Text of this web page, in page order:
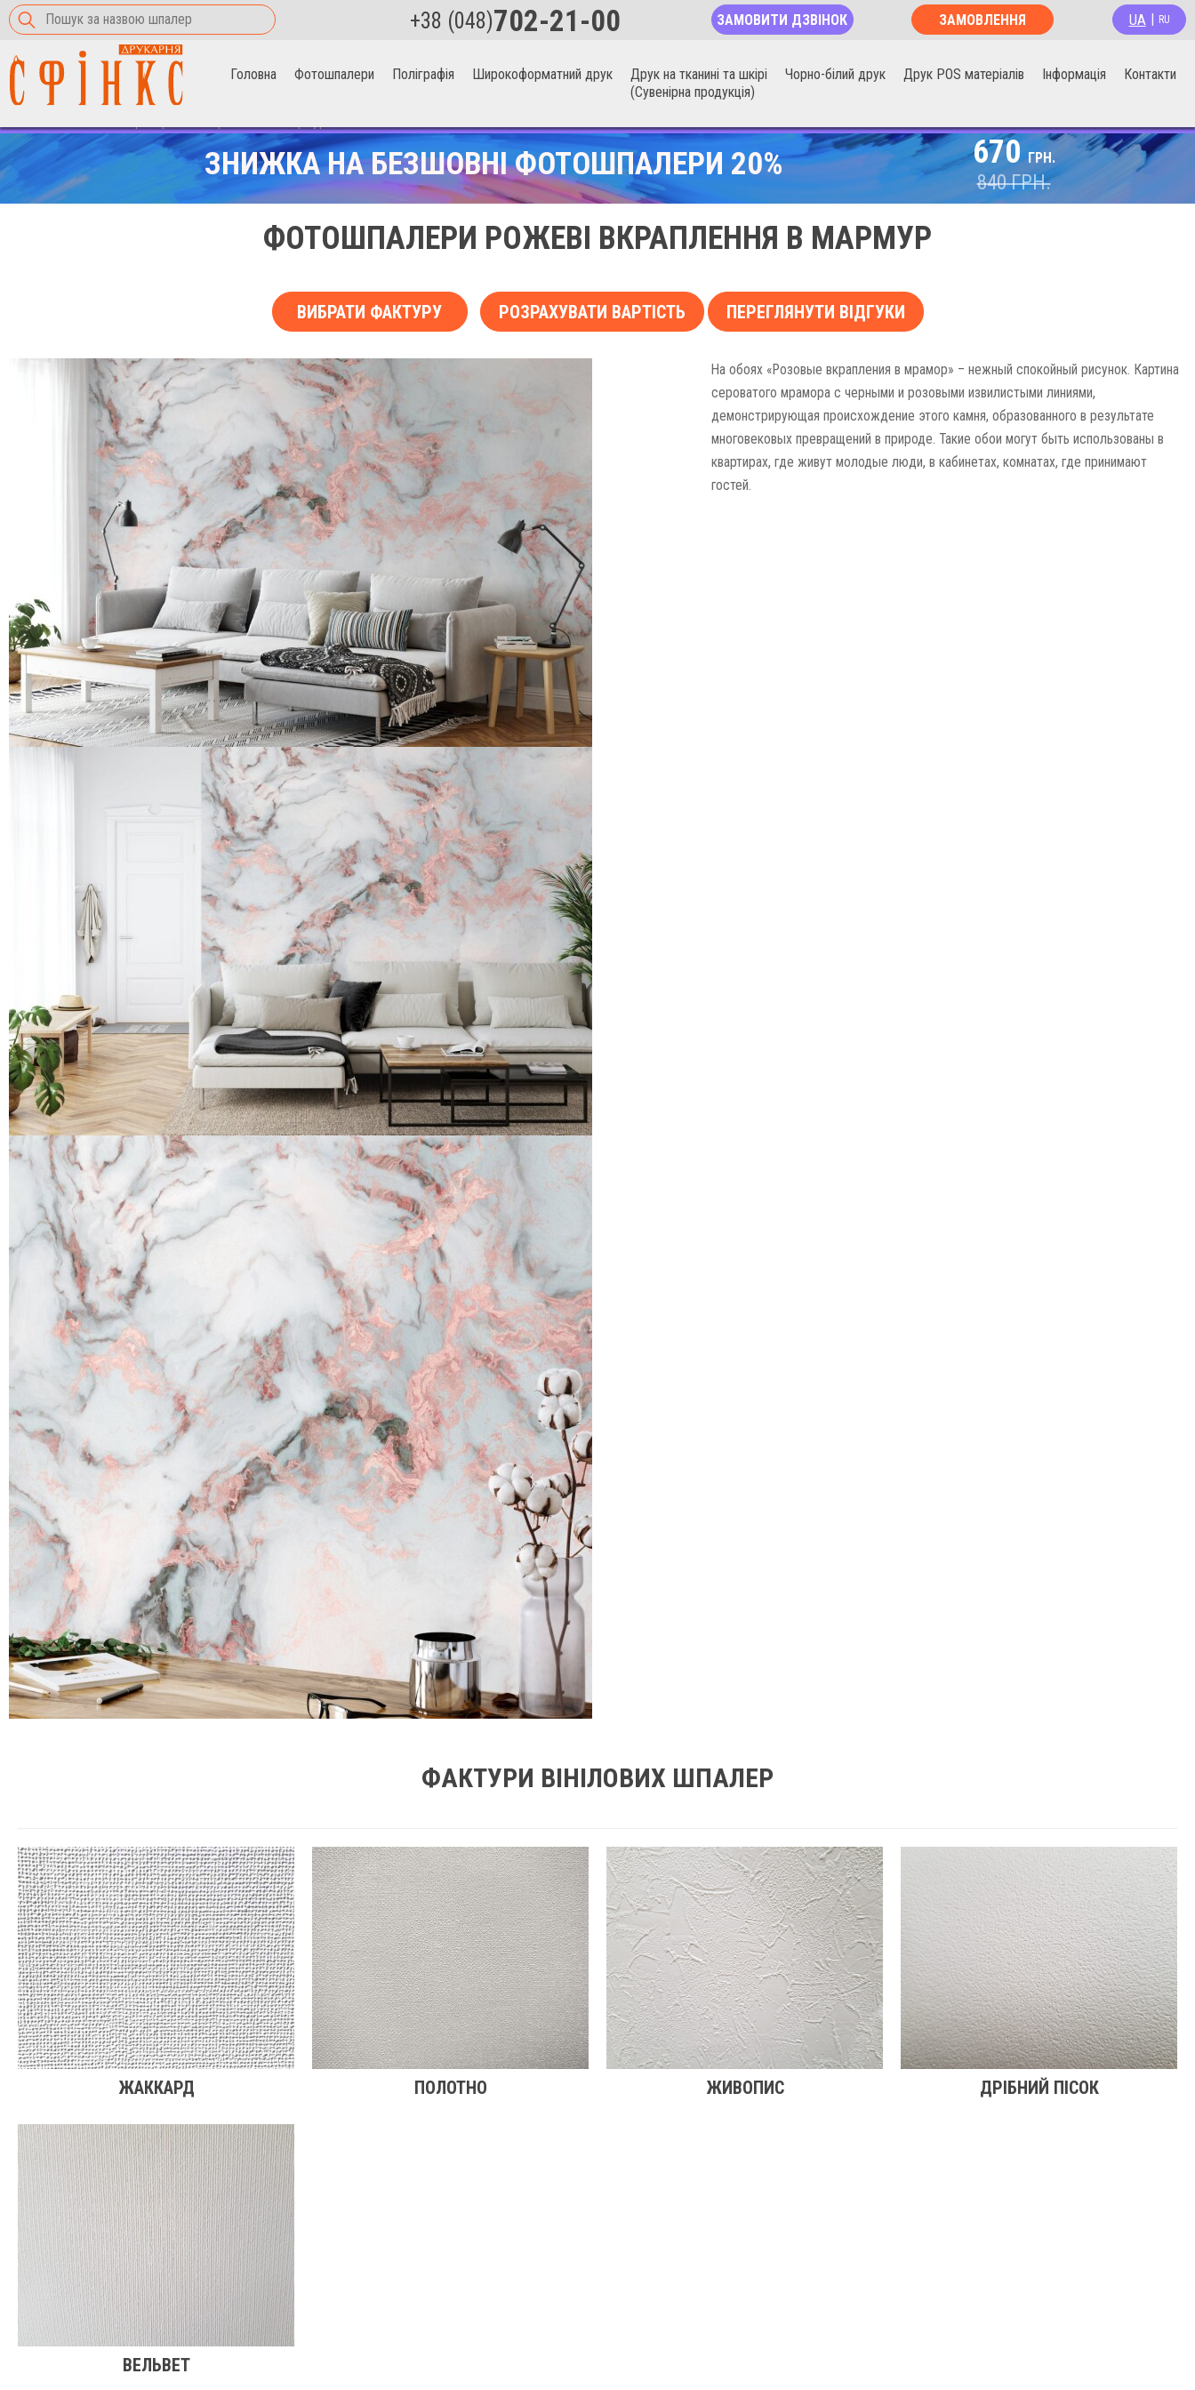
+38 (048)702-21-00 ЗАМОВИТИ ДЗВІНОК
ЗАМОВЛЕННЯ
UA RU
Головна Фотошпалери Поліграфія Широкоформатний друк
Друк на тканині та шкірі
(Сувенірна продукція)
Чорно-білий друк Друк POS матеріалів Інформація Контакти
ЗНИЖКА НА БЕЗШОВНІ ФОТОШПАЛЕРИ 20% 670ГРН.
840ГРН.
ФОТОШПАЛЕРИ РОЖЕВІ ВКРАПЛЕННЯ В МАРМУР
ВИБРАТИ ФАКТУРУ РОЗРАХУВАТИ ВАРТІСТЬ ПЕРЕГЛЯНУТИ ВІДГУКИ
На обоях «Розовые вкрапления в мрамор» – нежный спокойный рисунок. Картина
сероватого мрамора с черными и розовыми извилистыми линиями,
демонстрирующая происхождение этого камня, образованного в результате
многовековых превращений в природе. Такие обои могут быть использованы в
квартирах, где живут молодые люди, в кабинетах, комнатах, где принимают
гостей.
ФАКТУРИ ВІНІЛОВИХ ШПАЛЕР
ЖАККАРД ПОЛОТНО ЖИВОПИС ДРІБНИЙ ПІСОК
ВЕЛЬВЕТ